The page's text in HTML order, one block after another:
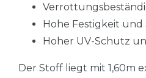
Hohe Festigkeit
Hoher UV-Schutz
Der Stoff liegt mit 1,60m